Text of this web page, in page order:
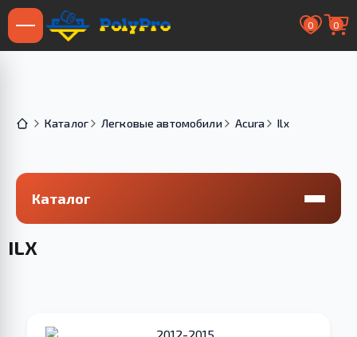
0 0
Каталог Легковые автомобили Acura Ilx
Каталог
ILX